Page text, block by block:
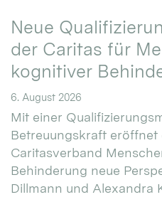
Neue
der Caritas für
kognitiver
6. August 2026
Mit einer
Betreuungskraft eröffnet
Caritasverband
Behinderung neue
Dillmann und Alexandra